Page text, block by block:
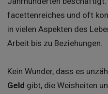
facettenreiches und oft
in vielen Aspekten des
Arbeit bis zu Beziehungen.
Kein Wunder, dass es
Geld gibt, die Weisheiten